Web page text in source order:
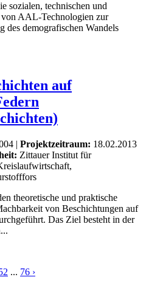
sozialen, technischen und
von AAL-Technologien zur
des demografischen Wandels
auf
| Projektzeitraum: 18.02.2013
Zittauer Institut für
theoretische und praktische
von Beschichtungen auf
Das Ziel besteht in der
... 76 ›